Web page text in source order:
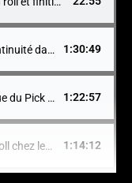
Salva MALDONADO : "Continuité dans le pick and roll" - SuperClinic 2019 1:30:49
Philippe HERVE : "L'attaque du Pick & Roll" - Super Clinic 2018 1:22:57
Apprentissage du pick & roll chez les jeunes // Souareba Darame 1:14:12